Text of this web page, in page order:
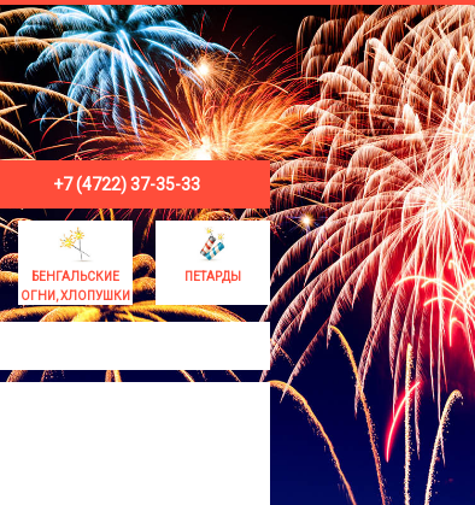
+7 (4722) 37-35-33
БЕНГАЛЬСКИЕ
ОГНИ, ХЛОПУШКИ
ПЕТАРДЫ